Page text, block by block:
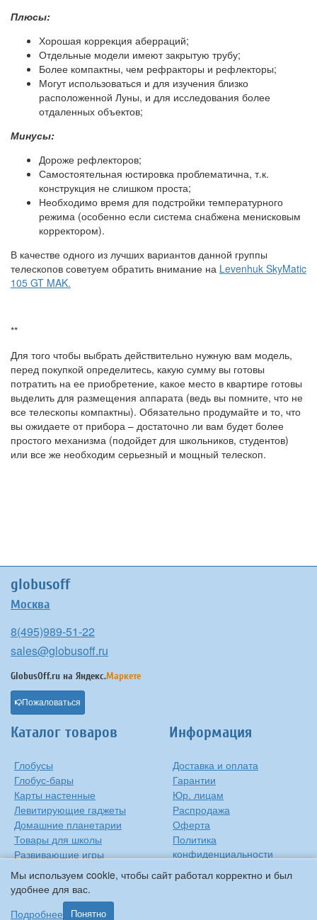
Мы используем cookie, чтобы сайт работал корректно и был
удобнее для вас.
Подробнее
Понятно
Плюсы:
Хорошая коррекция аберраций;
Отдельные модели имеют закрытую трубу;
Более компактны, чем рефракторы и рефлекторы;
Могут использоваться и для изучения близко
расположенной Луны, и для исследования более
отдаленных объектов;
Минусы:
Дороже рефлекторов;
Самостоятельная юстировка проблематична, т.к.
конструкция не слишком проста;
Необходимо время для подстройки температурного
режима (особенно если система снабжена менисковым
корректором).
В качестве одного из лучших вариантов данной группы
телескопов советуем обратить внимание на Levenhuk SkyMatic
105 GT MAK.
**
Для того чтобы выбрать действительно нужную вам модель,
перед покупкой определитесь, какую сумму вы готовы
потратить на ее приобретение, какое место в квартире готовы
выделить для размещения аппарата (ведь вы помните, что не
все телескопы компактны). Обязательно продумайте и то, что
вы ожидаете от прибора – достаточно ли вам будет более
простого механизма (подойдет для школьников, студентов)
или все же необходим серьезный и мощный телескоп.
globusoff
Москва
8(495)989-51-22
sales@globusoff.ru
GlobusOff.ru на Яндекс.Маркете
Пожаловаться
Каталог товаров
Глобусы
Глобус-бары
Карты настенные
Левитирующие гаджеты
Домашние планетарии
Товары для школы
Развивающие игры
Оригинальные игрушки
Подарки на Новый Год
Прочее
Информация
Доставка и оплата
Гарантии
Юр. лицам
Распродажа
Оферта
Политика
конфиденциальности
Контакты
О компании